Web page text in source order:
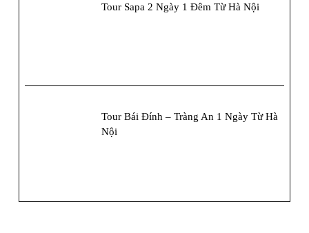
Tour Sapa 2 Ngày 1 Đêm Từ Hà Nội
Tour Bái Đính – Tràng An 1 Ngày Từ Hà
Nội